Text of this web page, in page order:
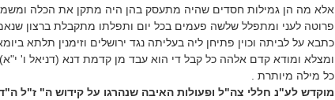
אלא מה הן גמילות חסדים שהיה מתעסק בהן היה מתקן את הכלה
פרוטה לעני ומתפלל שלשה פעמים בכל יום ותפלתו מתקבלת ברצון
כתבא על לביתה וכוין פתיחן ליה בעליתה נגד ירושלים וזימנין תלתא
ומצלא ומודא קדם אלהה כל קבל די הוא עבד מן קדמת דנא (דניאל ו'
כל מילה מיותרת .
מוקדש לע"נ חללי צה"ל ופעולות האיבה שנהרגו על קידוש ה" ז"ל